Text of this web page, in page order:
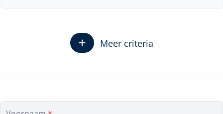
Meer criteria